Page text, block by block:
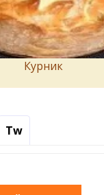
Курник
Tw